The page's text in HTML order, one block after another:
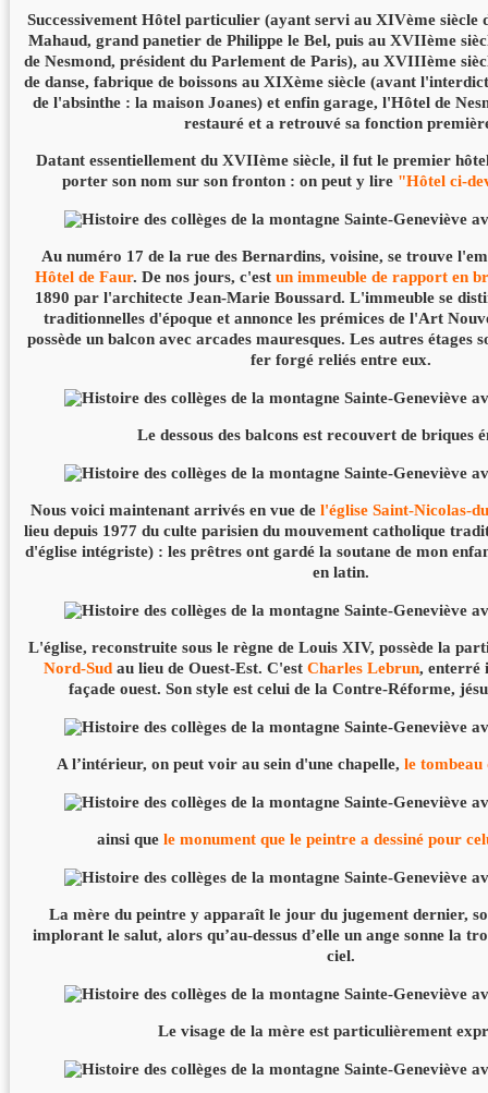
Successivement Hôtel particulier (ayant servi au XIVème siècle
Mahaud, grand panetier de Philippe le Bel, puis au XVIIème
de Nesmond, président du Parlement de Paris), au XVIIIème
de danse, fabrique de boissons au XIXème siècle (avant
de l'absinthe : la maison Joanes) et enfin garage, l'Hôtel de
restauré et a retrouvé sa fonction
Datant essentiellement du XVIIème siècle, il fut le premier
porter son nom sur son fronton : on peut y lire "Hôtel ci-
Au numéro 17 de la rue des Bernardins, voisine, se trouve
Hôtel de Faur. De nos jours, c'estun immeuble de rapport en
1890 par l'architecte Jean-Marie Boussard. L'immeuble se
traditionnelles d'époque et annonce les prémices de l'Art
possède un balcon avec arcades mauresques. Les autres étages
fer forgé reliés entre eux.
Le dessous des balcons est recouvert de briques
Nous voici maintenant arrivés en vue de l'église Saint-Nicolas-
lieu depuis 1977 du culte parisien du mouvement catholique
d'église intégriste) : les prêtres ont gardé la soutane de mon
en latin.
L'église, reconstruite sous le règne de Louis XIV, possède la
Nord-Sud au lieu de Ouest-Est. C'estCharles Lebrun, enterré
façade ouest. Son style est celui de la Contre-Réforme,
A l’intérieur, on peut voir au sein d'une chapelle,le
ainsi que le monument que le peintre a dessiné pour
La mère du peintre y apparaît le jour du jugement dernier,
implorant le salut, alors qu’au-dessus d’elle un ange sonne la
ciel.
Le visage de la mère est particulièrement